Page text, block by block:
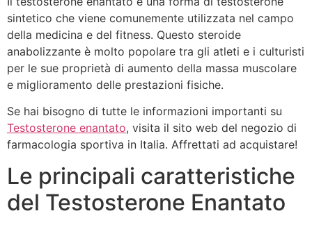
sintetico che viene comunemente utilizzata nel campo
della medicina e del fitness. Questo steroide
anabolizzante è molto popolare tra gli atleti e i culturisti
per le sue proprietà di aumento della massa muscolare
e miglioramento delle prestazioni fisiche.
Se hai bisogno di tutte le informazioni importanti su
Testosterone enantato, visita il sito web del negozio di
farmacologia sportiva in Italia. Affrettati ad acquistare!
Le principali caratteristiche
del Testosterone Enantato